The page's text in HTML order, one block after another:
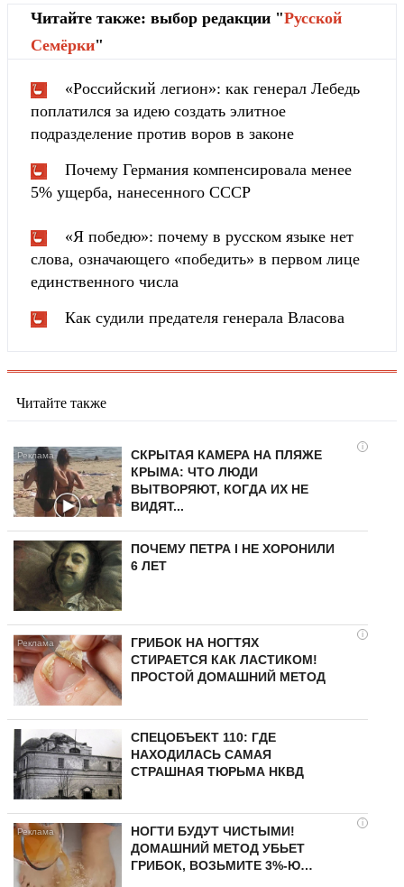
Читайте также: выбор редакции "Русской
Cемёрки"
«Российский легион»: как генерал Лебедь
поплатился за идею создать элитное
подразделение против воров в законе
Почему Германия компенсировала менее
5% ущерба, нанесенного СССР
«Я победю»: почему в русском языке нет
слова, означающего «победить» в первом лице
единственного числа
Как судили предателя генерала Власова
Читайте также
i
СКРЫТАЯ КАМЕРА НА ПЛЯЖЕ
КРЫМА: ЧТО ЛЮДИ
ВЫТВОРЯЮТ, КОГДА ИХ НЕ
ВИДЯТ...
ПОЧЕМУ ПЕТРА I НЕ ХОРОНИЛИ
6 ЛЕТ
i
ГРИБОК НА НОГТЯХ
СТИРАЕТСЯ КАК ЛАСТИКОМ!
ПРОСТОЙ ДОМАШНИЙ МЕТОД
СПЕЦОБЪЕКТ 110: ГДЕ
НАХОДИЛАСЬ САМАЯ
СТРАШНАЯ ТЮРЬМА НКВД
i
НОГТИ БУДУТ ЧИСТЫМИ!
ДОМАШНИЙ МЕТОД УБЬЕТ
ГРИБОК, ВОЗЬМИТЕ 3%-Ю…